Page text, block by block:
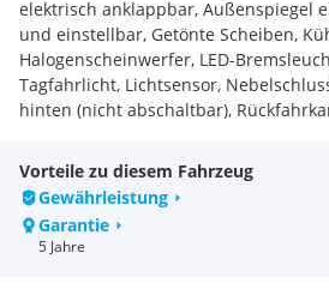
elektrisch anklappbar, Außenspiegel
und einstellbar, Getönte Scheiben,
Halogenscheinwerfer, LED-
Tagfahrlicht, Lichtsensor,
hinten (nicht abschaltbar),
Fahrer- und Beifahrerairbag,
Kopfairbag (vorne und hinten),
Beifahrer, Alarmanlage,
Aufmerksamkeitsassistent (DAW),
Elektronisches Stabilitätsprogramm
Vorteile zu diesem Fahrzeug
Gewährleistung
Garantie
5 Jahre